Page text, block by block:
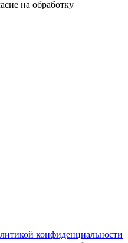
на обработку
конфиденциальности